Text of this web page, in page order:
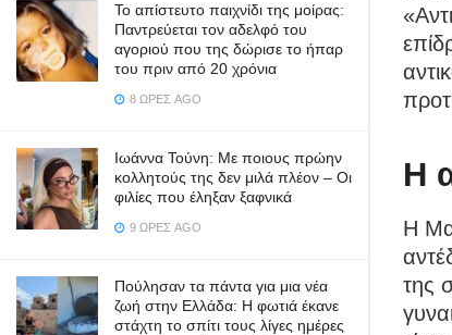
Το απίστευτο παιχνίδι της μοίρας:
Παντρεύεται τον αδελφό του
αγοριού που της δώρισε το ήπαρ
του πριν από 20 χρόνια
8 ΏΡΕΣ AGO
Ιωάννα Τούνη: Με ποιους πρώην
κολλητούς της δεν μιλά πλέον – Οι
φιλίες που έληξαν ξαφνικά
9 ΏΡΕΣ AGO
Πούλησαν τα πάντα για μια νέα
ζωή στην Ελλάδα: Η φωτιά έκανε
στάχτη το σπίτι τους λίγες ημέρες
Η
Η
της